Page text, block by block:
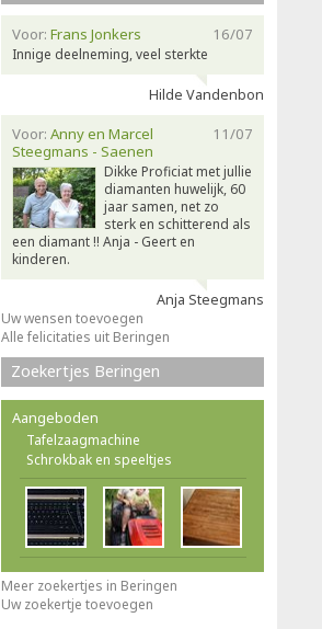
16/07
Voor: Frans Jonkers
Innige deelneming, veel sterkte
Hilde Vandenbon
11/07
Voor: Anny en Marcel
Steegmans - Saenen
Dikke Proficiat met jullie
diamanten huwelijk, 60
jaar samen, net zo
sterk en schitterend als
een diamant !! Anja - Geert en
kinderen.
Anja Steegmans
Uw wensen toevoegen
Alle felicitaties uit Beringen
Zoekertjes Beringen
Aangeboden
Tafelzaagmachine
Schrokbak en speeltjes
Meer zoekertjes in Beringen
Uw zoekertje toevoegen